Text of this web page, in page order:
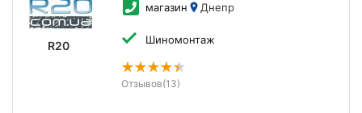
R20
магазин Днепр
Шиномонтаж
Отзывов(13)